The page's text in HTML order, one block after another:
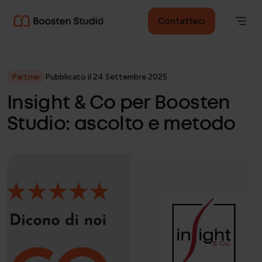
Contattaci
Partner Pubblicato il 24 Settembre 2025
Insight & Co per Boosten
Studio: ascolto e metodo